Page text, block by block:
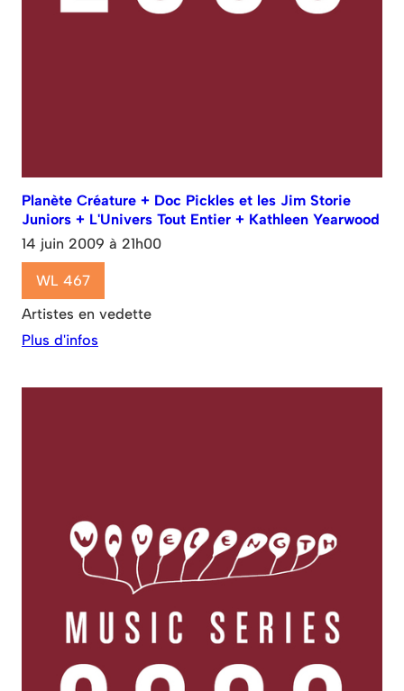
Planète Créature + Doc Pickles et les Jim Storie
Juniors + L'Univers Tout Entier + Kathleen Yearwood
14 juin 2009 à 21h00
WL 467
Artistes en vedette
Plus d'infos